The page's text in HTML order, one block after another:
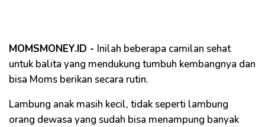
MOMSMONEY.ID - Inilah beberapa camilan sehat
untuk balita yang mendukung tumbuh kembangnya dan
bisa Moms berikan secara rutin.
Lambung anak masih kecil, tidak seperti lambung
orang dewasa yang sudah bisa menampung banyak